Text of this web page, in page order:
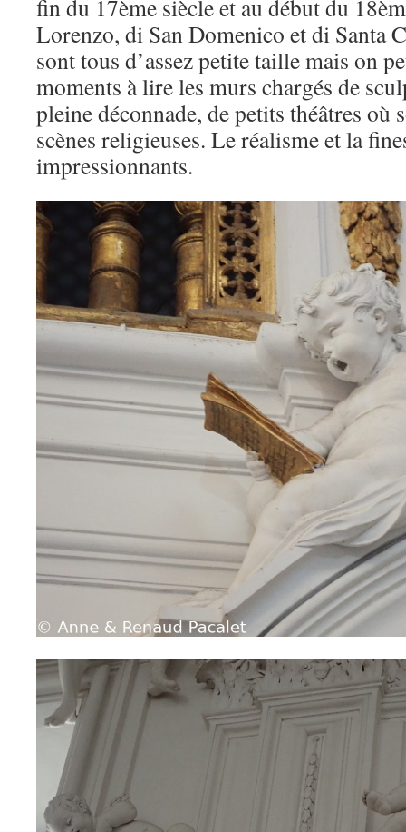
fin du 17ème siècle et au début du
Lorenzo, di San Domenico et di Santa
sont tous d’assez petite taille mais on
moments à lire les murs chargés de
pleine déconnade, de petits théâtres où
scènes religieuses. Le réalisme et la
impressionnants.